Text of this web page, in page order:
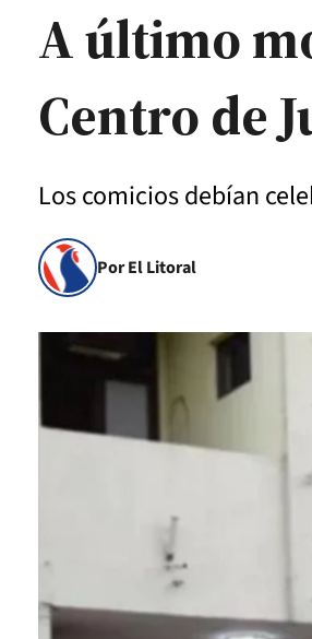
A último
Centro de
Los comicios debían
Por El Litoral